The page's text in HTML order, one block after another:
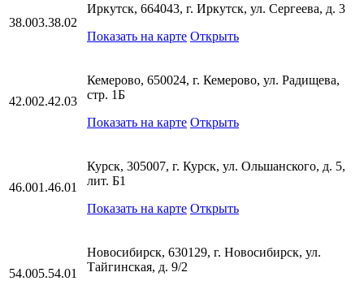
38.003.38.02
Иркутск, 664043, г. Иркутск, ул. Сергеева, д. 3
Показать на карте Открыть
42.002.42.03
Кемерово, 650024, г. Кемерово, ул. Радищева,
стр. 1Б
Показать на карте Открыть
46.001.46.01
Курск, 305007, г. Курск, ул. Ольшанского, д. 5,
лит. Б1
Показать на карте Открыть
54.005.54.01
Новосибирск, 630129, г. Новосибирск, ул.
Тайгинская, д. 9/2